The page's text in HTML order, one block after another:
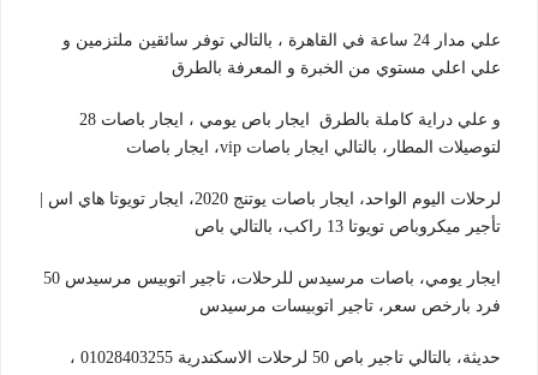
علي مدار 24 ساعة في القاهرة ، بالتالي توفر سائقين ملتزمين و
علي اعلي مستوي من الخبرة و المعرفة بالطرق
و علي دراية كاملة بالطرق
ايجار باص يومي ، ايجار باصات 28
لتوصيلات المطار، بالتالي ايجار باصات vip، ايجار باصات
لرحلات اليوم الواحد، ايجار باصات يوتنج 2020، ايجار تويوتا هاي اس |
تأجير ميكروباص تويوتا 13 راكب، بالتالي باص
ايجار
يومي، باصات مرسيدس للرحلات، تاجير اتوبيس مرسيدس 50
فرد بارخص سعر، تاجير اتوبيسات مرسيدس
حديثة، بالتالي
تاجير باص 50 لرحلات الاسكندرية 01028403255 ،